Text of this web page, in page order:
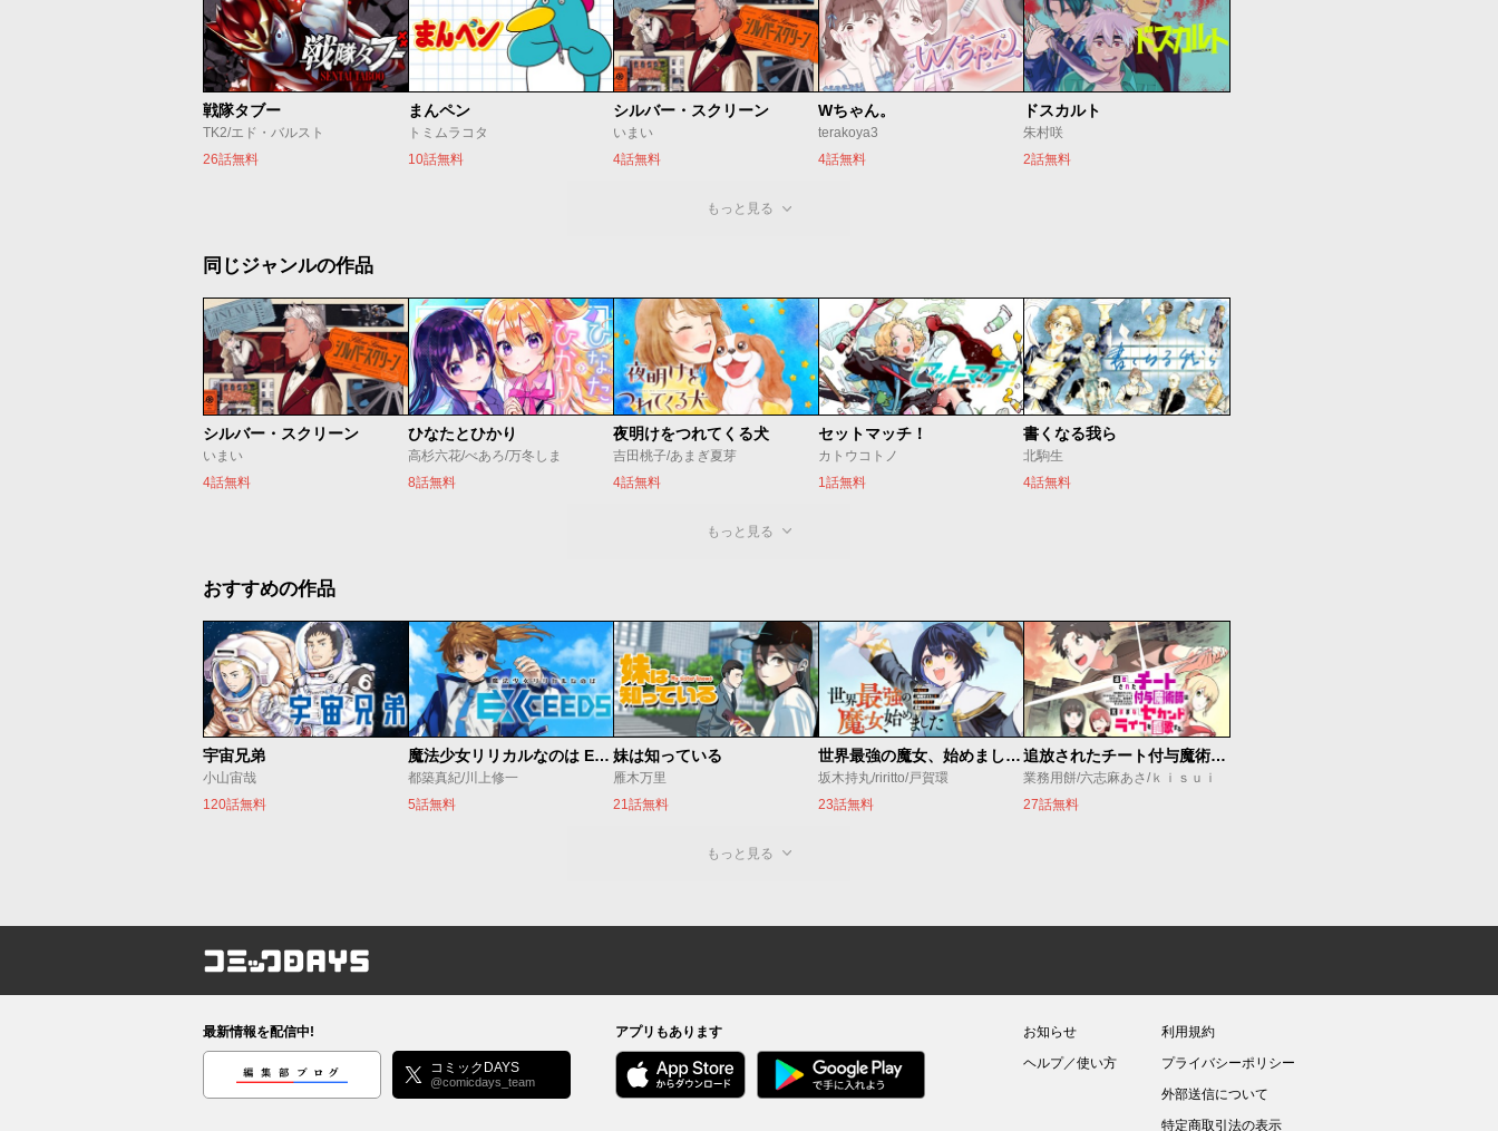
戦隊タブー
TK2/エド・バルスト
26話無料
まんペン
トミムラコタ
10話無料
シルバー・スクリーン
いまい
4話無料
Wちゃん。
terakoya3
4話無料
ドスカルト
朱村咲
2話無料
もっと見る
同じジャンルの作品
シルバー・スクリーン
いまい
4話無料
ひなたとひかり
高杉六花/べあろ/万冬しま
8話無料
夜明けをつれてくる犬
吉田桃子/あまぎ夏芽
4話無料
セットマッチ！
カトウコトノ
1話無料
書くなる我ら
北駒生
4話無料
もっと見る
おすすめの作品
宇宙兄弟
小山宙哉
120話無料
魔法少女リリカルなのは EXCEEDS
都築真紀/川上修一
5話無料
妹は知っている
雁木万里
21話無料
世界最強の魔女、始めました ～私だけ『攻略サイト』を見れる世界で自由に生きます～
坂木持丸/riritto/戸賀環
23話無料
追放されたチート付与魔術師は気ままなセカンドライフを謳歌する。 ～俺は武器だけじゃなく、あらゆるものに『強化ポイント』を付与できるし、俺の意思でいつでも効果を解除できるけど、残った人たち大丈夫？～
業務用餅/六志麻あさ/ｋｉｓｕｉ
27話無料
もっと見る
コミックDAYS
最新情報を配信中!
編集部ブログ コミックDAYS
@comicdays_team
アプリもあります
お知らせ
ヘルプ／使い方
利用規約
プライバシーポリシー
外部送信について
特定商取引法の表示